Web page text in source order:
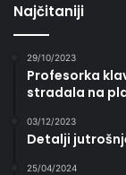
Najčitaniji
29/10/2023
Profesorka
stradala na
03/12/2023
Detalji
25/04/2024